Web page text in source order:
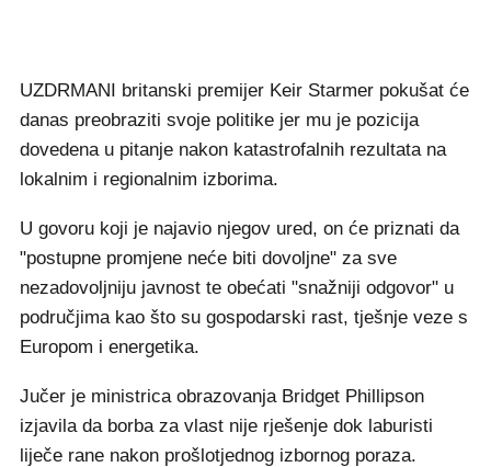
UZDRMANI britanski premijer Keir Starmer pokušat će
danas preobraziti svoje politike jer mu je pozicija
dovedena u pitanje nakon katastrofalnih rezultata na
lokalnim i regionalnim izborima.
U govoru koji je najavio njegov ured, on će priznati da
"postupne promjene neće biti dovoljne" za sve
nezadovoljniju javnost te obećati "snažniji odgovor" u
područjima kao što su gospodarski rast, tješnje veze s
Europom i energetika.
Jučer je ministrica obrazovanja Bridget Phillipson
izjavila da borba za vlast nije rješenje dok laburisti
liječe rane nakon prošlotjednog izbornog poraza.